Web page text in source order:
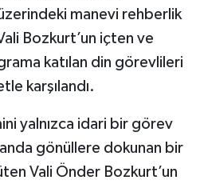
manevi rehberlik
Bozkurt’un içten ve
katılan din görevlileri
karşılandı.
yalnızca idari bir görev
gönüllere dokunan bir
Vali Önder Bozkurt’un